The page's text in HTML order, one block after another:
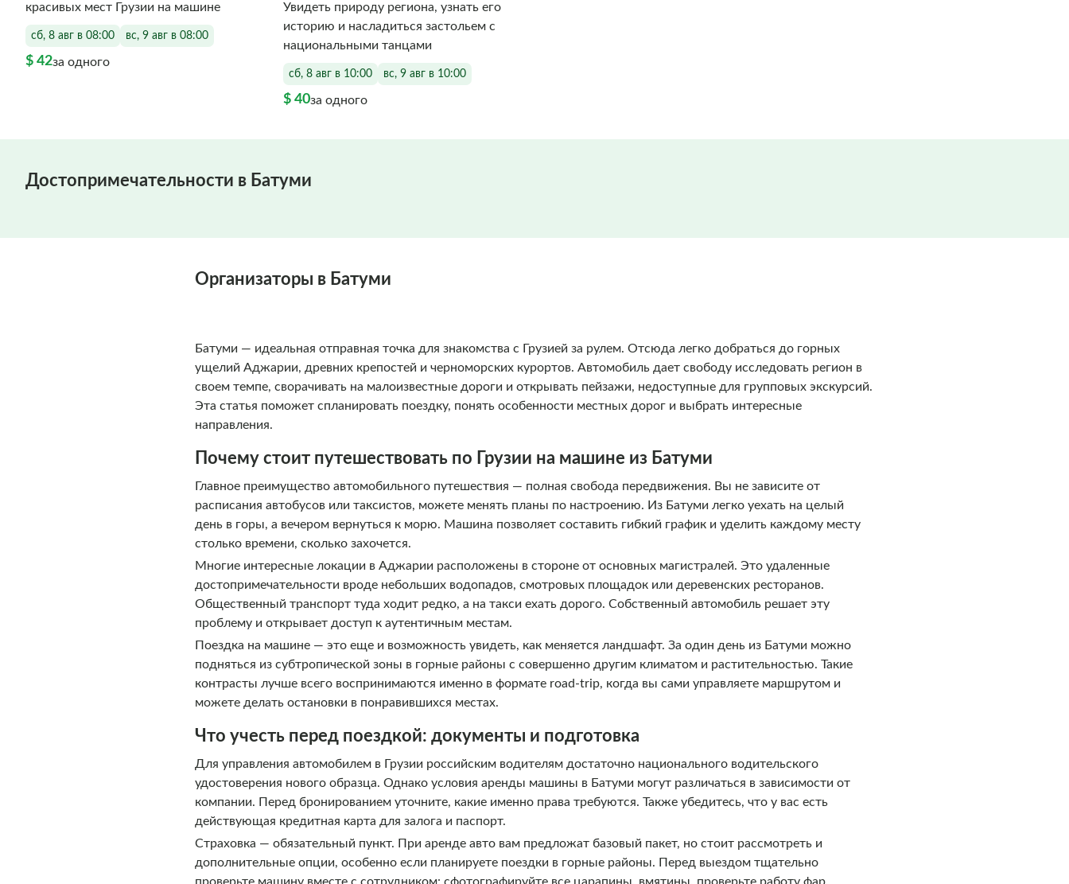
красивых мест Грузии на машине
сб, 8 авг в 08:00 вс, 9 авг в 08:00
$ 42за одного
Увидеть природу региона, узнать его
историю и насладиться застольем с
национальными танцами
сб, 8 авг в 10:00 вс, 9 авг в 10:00
$ 40за одного
Достопримечательности в Батуми
Организаторы в Батуми
Батуми — идеальная отправная точка для знакомства с Грузией за рулем. Отсюда легко добраться до горных
ущелий Аджарии, древних крепостей и черноморских курортов. Автомобиль дает свободу исследовать регион в
своем темпе, сворачивать на малоизвестные дороги и открывать пейзажи, недоступные для групповых экскурсий.
Эта статья поможет спланировать поездку, понять особенности местных дорог и выбрать интересные
направления.
Почему стоит путешествовать по Грузии на машине из Батуми
Главное преимущество автомобильного путешествия — полная свобода передвижения. Вы не зависите от
расписания автобусов или таксистов, можете менять планы по настроению. Из Батуми легко уехать на целый
день в горы, а вечером вернуться к морю. Машина позволяет составить гибкий график и уделить каждому месту
столько времени, сколько захочется.
Многие интересные локации в Аджарии расположены в стороне от основных магистралей. Это удаленные
достопримечательности вроде небольших водопадов, смотровых площадок или деревенских ресторанов.
Общественный транспорт туда ходит редко, а на такси ехать дорого. Собственный автомобиль решает эту
проблему и открывает доступ к аутентичным местам.
Поездка на машине — это еще и возможность увидеть, как меняется ландшафт. За один день из Батуми можно
подняться из субтропической зоны в горные районы с совершенно другим климатом и растительностью. Такие
контрасты лучше всего воспринимаются именно в формате road-trip, когда вы сами управляете маршрутом и
можете делать остановки в понравившихся местах.
Что учесть перед поездкой: документы и подготовка
Для управления автомобилем в Грузии российским водителям достаточно национального водительского
удостоверения нового образца. Однако условия аренды машины в Батуми могут различаться в зависимости от
компании. Перед бронированием уточните, какие именно права требуются. Также убедитесь, что у вас есть
действующая кредитная карта для залога и паспорт.
Страховка — обязательный пункт. При аренде авто вам предложат базовый пакет, но стоит рассмотреть и
дополнительные опции, особенно если планируете поездки в горные районы. Перед выездом тщательно